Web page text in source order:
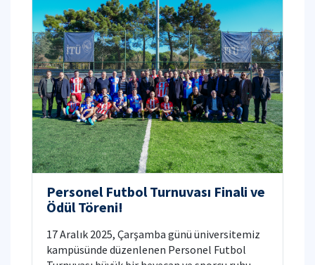
Personel Futbol Turnuvası Finali ve
Ödül Töreni!
17 Aralık 2025, Çarşamba günü üniversitemiz
kampüsünde düzenlenen Personel Futbol